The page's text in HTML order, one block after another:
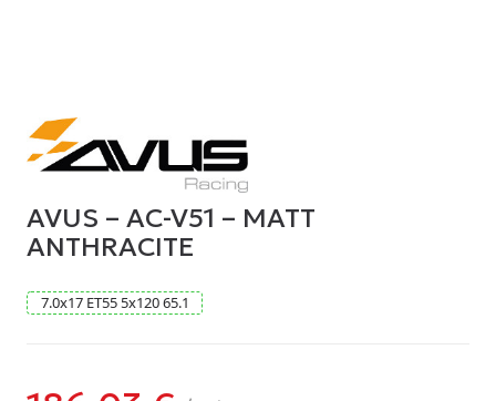
AVUS – AC-V51 – MATT
ANTHRACITE
7.0x17 ET55 5x12065.1